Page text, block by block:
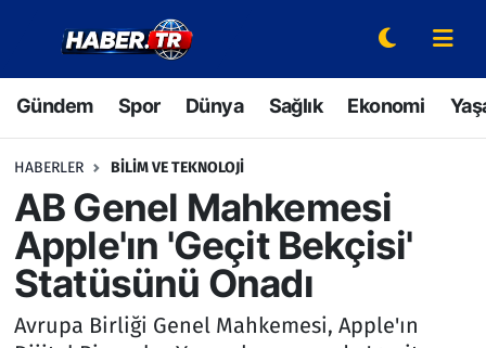
Gündem Spor Dünya Sağlık Ekonomi
HABERLER BILIM VE TEKNOLOJI
AB Genel Mahkemesi
Apple'ın 'Geçit Bekçisi'
Statüsünü Onadı
Avrupa Birliği Genel Mahkemesi, Apple'ın
Gündem
Spor
Dünya
Sağlık
Ekonomi
Hava Durumu
Trafik Durumu
Süper Lig Puan Durumu ve Fikstür
Tüm Manşetler
Son Dakika Haberleri